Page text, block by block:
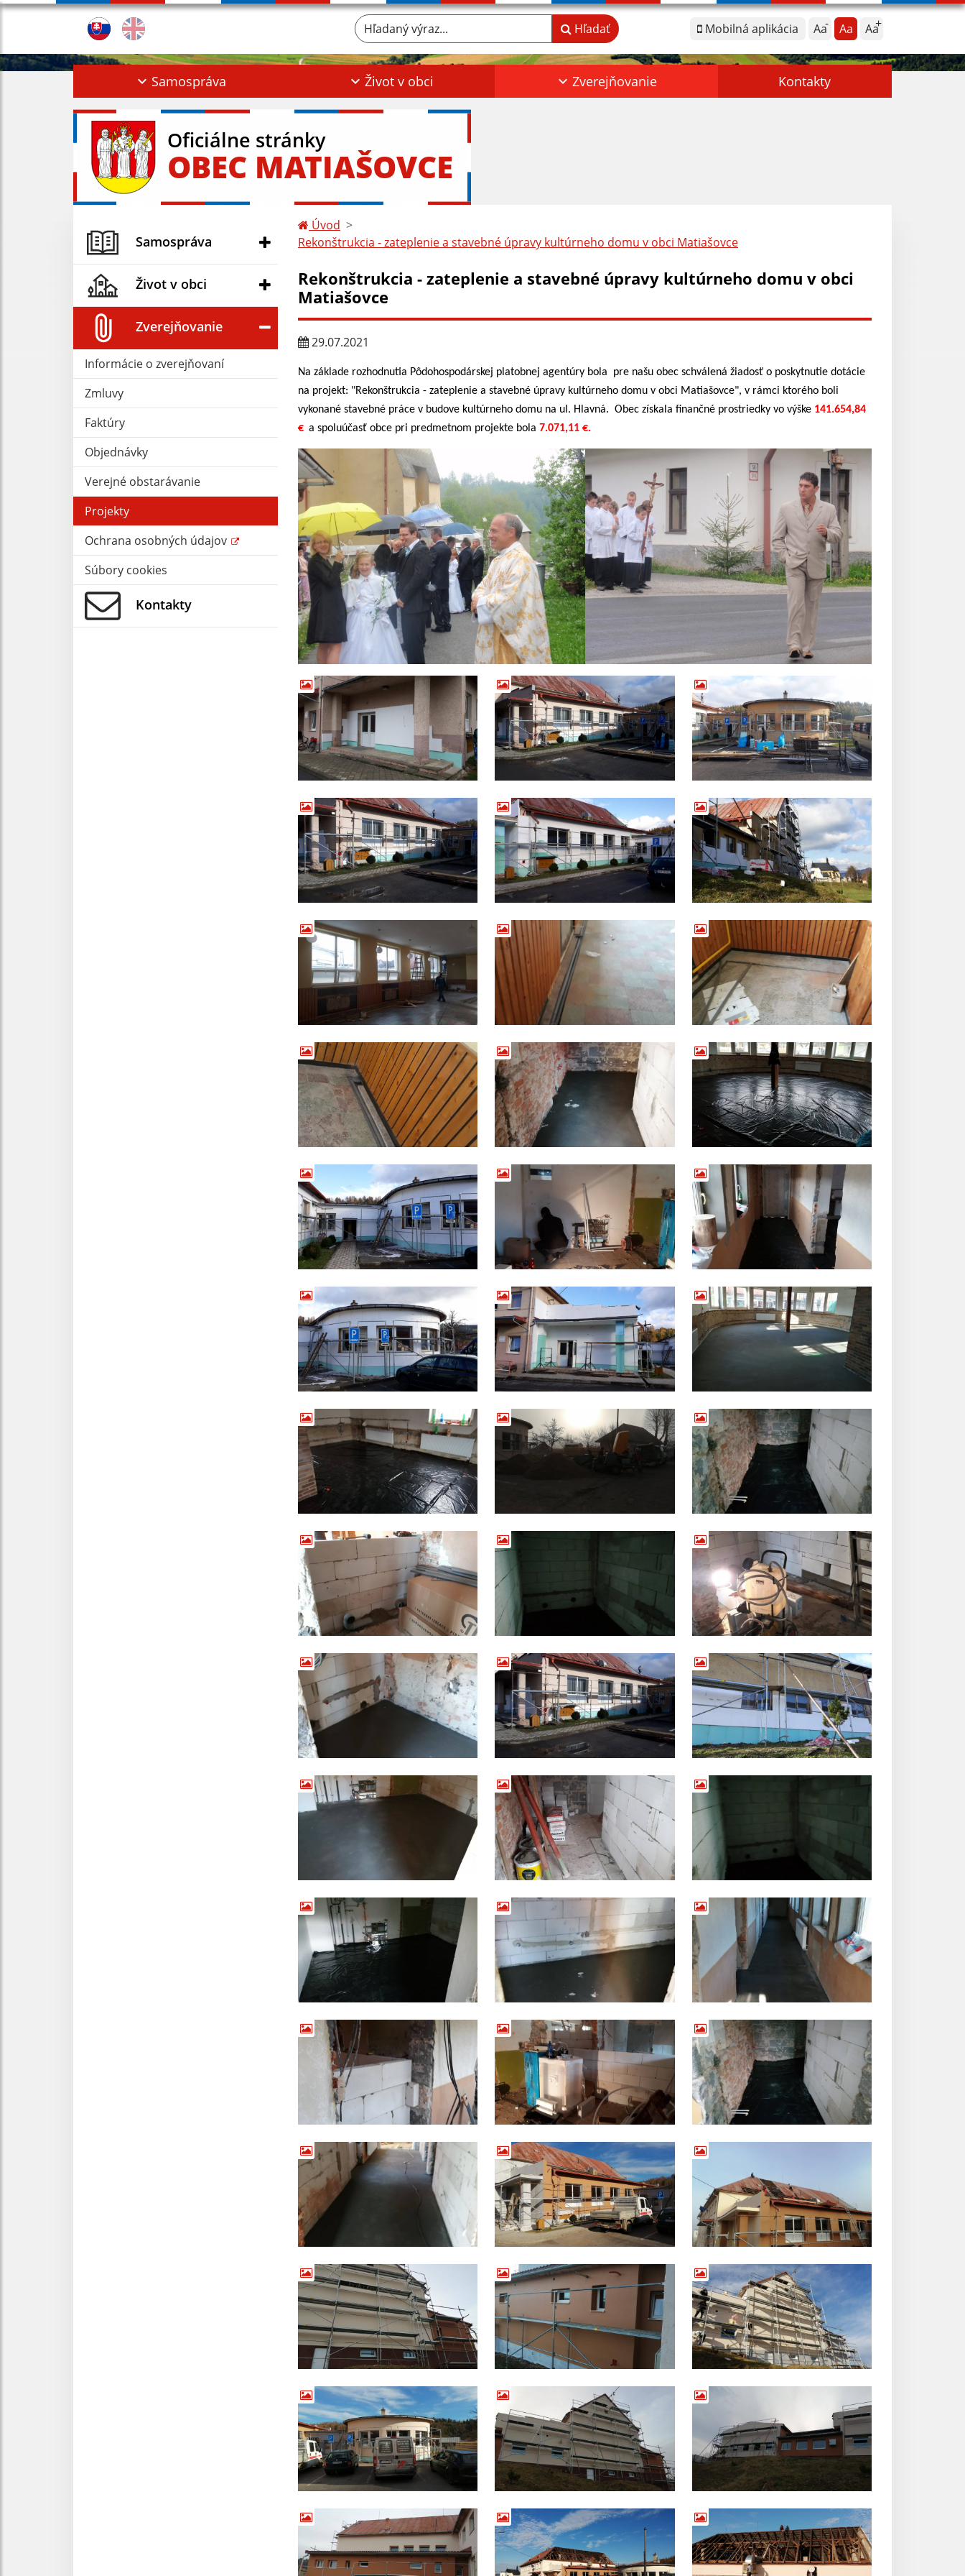
Mobilná aplikácia Aa Aa Aa
Hľadaný výraz... Hľadať
Samospráva Život v obci Zverejňovanie Kontakty
Oficiálne stránky
OBEC MATIAŠOVCE
Samospráva
Život v obci
Zverejňovanie
Informácie o zverejňovaní
Zmluvy
Faktúry
Objednávky
Verejné obstarávanie
Projekty
Ochrana osobných údajov
Súbory cookies
Kontakty
Úvod
Rekonštrukcia - zateplenie a stavebné úpravy kultúrneho domu v obci Matiašovce
Rekonštrukcia - zateplenie a stavebné úpravy kultúrneho domu v obci
Matiašovce
29.07.2021
Na základe rozhodnutia Pôdohospodárskej platobnej agentúry bola pre našu obec schválená žiadosť o poskytnutie dotácie
na projekt: "Rekonštrukcia - zateplenie a stavebné úpravy kultúrneho domu v obci Matiašovce", v rámci ktorého boli
vykonané stavebné práce v budove kultúrneho domu na ul. Hlavná. Obec získala finančné prostriedky vo výške 141.654,84
€ a spoluúčasť obce pri predmetnom projekte bola 7.071,11 €.